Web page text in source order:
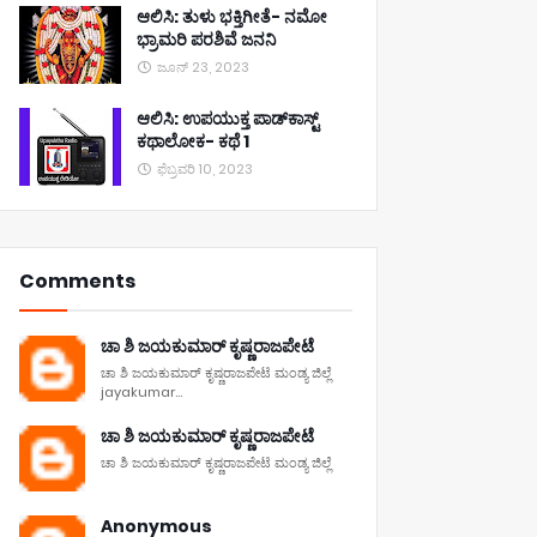
ಆಲಿಸಿ: ತುಳು ಭಕ್ತಿಗೀತೆ- ನಮೋ
ಭ್ರಾಮರಿ ಪರಶಿವೆ ಜನನಿ
ಜೂನ್ 23, 2023
ಆಲಿಸಿ: ಉಪಯುಕ್ತ ಪಾಡ್‌ಕಾಸ್ಟ್‌
ಕಥಾಲೋಕ- ಕಥೆ 1
ಫೆಬ್ರವರಿ 10, 2023
Comments
ಚಾ ಶಿ ಜಯಕುಮಾರ್ ಕೃಷ್ಣರಾಜಪೇಟೆ
ಚಾ ಶಿ ಜಯಕುಮಾರ್ ಕೃಷ್ಣರಾಜಪೇಟೆ ಮಂಡ್ಯ ಜಿಲ್ಲೆ
jayakumar...
ಚಾ ಶಿ ಜಯಕುಮಾರ್ ಕೃಷ್ಣರಾಜಪೇಟೆ
ಚಾ ಶಿ ಜಯಕುಮಾರ್ ಕೃಷ್ಣರಾಜಪೇಟೆ ಮಂಡ್ಯ ಜಿಲ್ಲೆ
Anonymous